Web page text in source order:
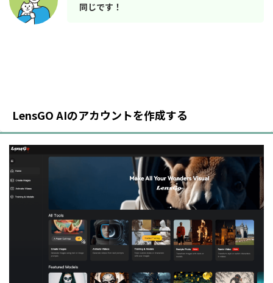
同じです！
LensGO AIのアカウントを作成する